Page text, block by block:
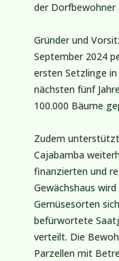
der
Gründer und
September 2024
ersten Setzlinge
nächsten fünf
100.000 Bäume
Zudem
Cajabamba
finanzierten und
Gewächshaus
Gemüsesorten
befürwortete
verteilt. Die
Parzellen mit